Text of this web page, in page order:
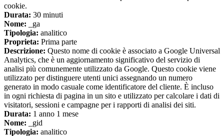
cookie.
Durata: 30 minuti
Nome: _ga
Tipologia: analitico
Proprieta: Prima parte
Descrizione: Questo nome di cookie è associato a Google Universal
Analytics, che è un aggiornamento significativo del servizio di
analisi più comunemente utilizzato da Google. Questo cookie viene
utilizzato per distinguere utenti unici assegnando un numero
generato in modo casuale come identificatore del cliente. È incluso
in ogni richiesta di pagina in un sito e utilizzato per calcolare i dati di
visitatori, sessioni e campagne per i rapporti di analisi dei siti.
Durata: 1 anno 1 mese
Nome: _gid
Tipologia: analitico